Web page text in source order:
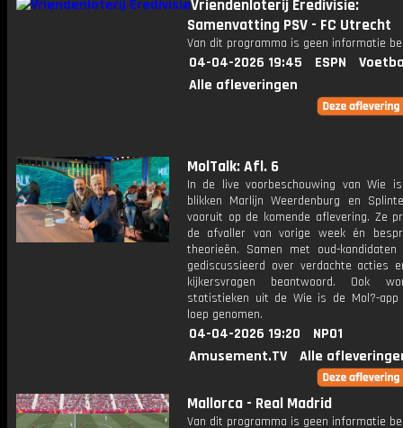
Vriendenloterij Eredivisie:
Samenvatting PSV - FC Utrecht
Van dit programma is geen informatie
04-04-2026 19:45 ESPN
Alle afleveringen
MolTalk: Afl. 6
In de live voorbeschouwing van Wie
blikken Marlijn Weerdenburg en
vooruit op de komende aflevering. Ze
de afvaller van vorige week én
theorieën. Samen met oud-
gediscussieerd over verdachte acties
kijkersvragen beantwoord. Ook
statistieken uit de Wie is de Mol?-app
loep genomen.
04-04-2026 19:20
NPO1
Amusement.TV
Alle
Mallorca - Real Madrid
Van dit programma is geen informatie